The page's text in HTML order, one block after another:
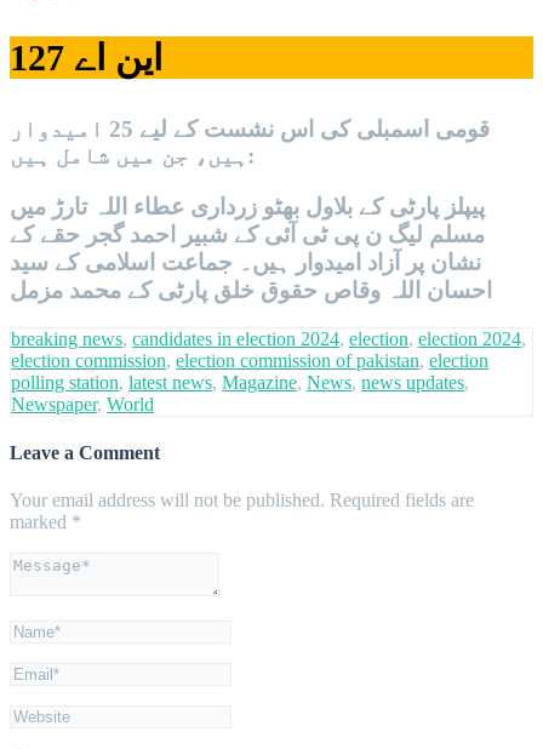
این اے 127
قومی اسمبلی کی اس نشست کے لیے 25 امیدوار
ہیں، جن میں شامل ہیں:
پیپلز پارٹی کے بلاول بھٹو زرداری عطاء اللہ تارڑ میں
مسلم لیگ ن پی ٹی آئی کے شبیر احمد گجر حقے کے
نشان پر آزاد امیدوار ہیں۔ جماعت اسلامی کے سید
احسان اللہ وقاص حقوق خلق پارٹی کے محمد مزمل
breaking news, candidates in election 2024, election, election 2024,
election commission, election commission of pakistan, election
polling station, latest news, Magazine, News, news updates,
Newspaper, World
Leave a Comment
Your email address will not be published. Required fields are
marked *